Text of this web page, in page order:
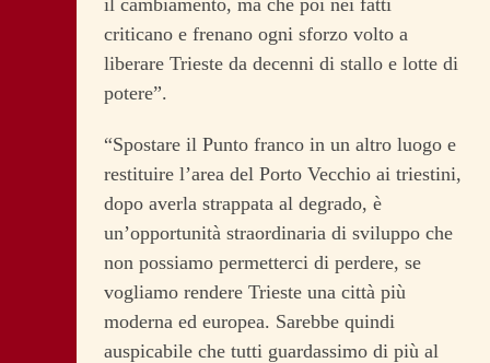
il cambiamento, ma che poi nei fatti
criticano e frenano ogni sforzo volto a
liberare Trieste da decenni di stallo e lotte di
potere”.
“Spostare il Punto franco in un altro luogo e
restituire l’area del Porto Vecchio ai triestini,
dopo averla strappata al degrado, è
un’opportunità straordinaria di sviluppo che
non possiamo permetterci di perdere, se
vogliamo rendere Trieste una città più
moderna ed europea. Sarebbe quindi
auspicabile che tutti guardassimo di più al